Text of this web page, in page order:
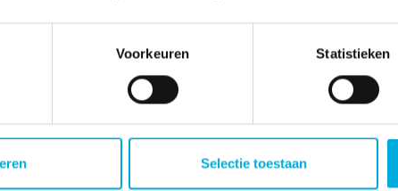
Voorkeuren Statistieken
Selectie toestaan
Energieoplossingen